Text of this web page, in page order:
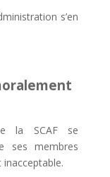
s’en
la SCAF se
ses membres